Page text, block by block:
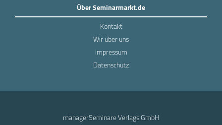
Über Seminarmarkt.de
Kontakt
Wir über uns
Impressum
Datenschutz
managerSeminare Verlags GmbH